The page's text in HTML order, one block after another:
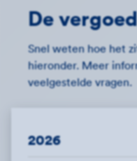
De
Snel weten hoe het
hieronder. Meer
veelgestelde vragen.
2026